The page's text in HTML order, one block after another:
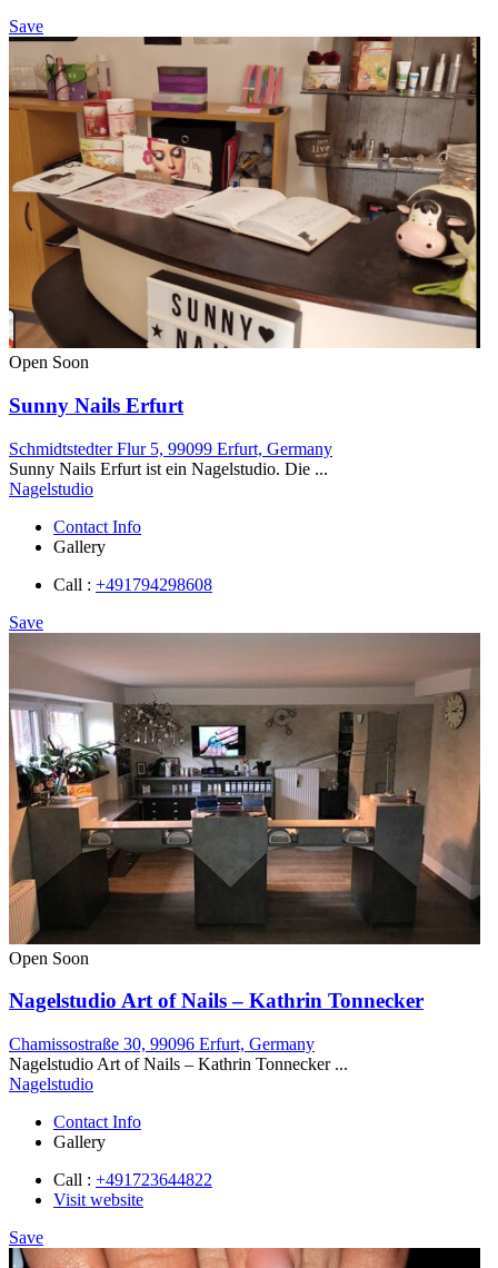
Save
Open Soon
Sunny Nails Erfurt
Schmidtstedter Flur 5, 99099 Erfurt, Germany
Sunny Nails Erfurt ist ein Nagelstudio. Die ...
Nagelstudio
Contact Info
Gallery
Call : +491794298608
Save
Open Soon
Nagelstudio Art of Nails – Kathrin Tonnecker
Chamissostraße 30, 99096 Erfurt, Germany
Nagelstudio Art of Nails – Kathrin Tonnecker ...
Nagelstudio
Contact Info
Gallery
Call : +491723644822
Visit website
Save